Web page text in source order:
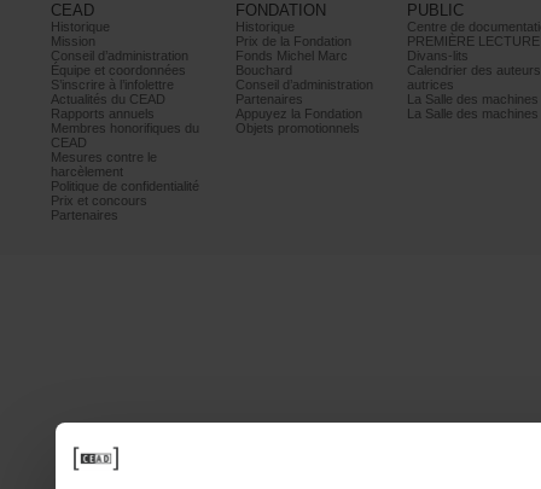
CEAD
Historique
Mission
Conseild’administration
Équipeetcoordonnées
S’inscrireàl’infolettre
ActualitésduCEAD
Rapportsannuels
Membreshonorifiquesdu
CEAD
Mesurescontrele
harcèlement
Politiquedeconfidentialité
Prixetconcours
Partenaires
FONDATION
Historique
PrixdelaFondation
FondsMichelMarc
Bouchard
Conseild’administration
Partenaires
AppuyezlaFondation
Objetspromotionnels
PUBLIC
PREMIÈRELECTURE
Divans-lits
autrices